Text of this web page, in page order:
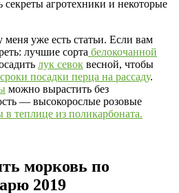
секреты агротехники и некоторые
уже есть статьи. Если вам
лучшие сорта белокочанной
лук севок весной, чтобы
сроки посадки перца на рассаду.
можно вырастить без
— высокорослые розовые
теплице из поликарбоната.
морковь по
2019